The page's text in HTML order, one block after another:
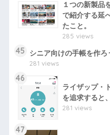
１つの新製品
で紹介する延
たこと。
285 views
45
シニア向けの手帳を作ろ
281 views
46
ライザップ・
を追求すると
281 views
47